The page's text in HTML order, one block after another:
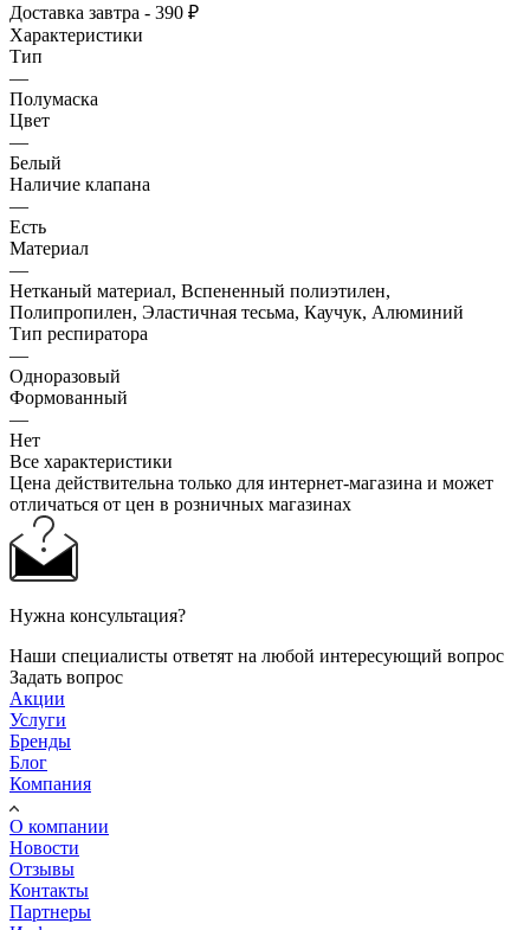
Доставка завтра - 390 ₽
Характеристики
Тип
—
Полумаска
Цвет
—
Белый
Наличие клапана
—
Есть
Материал
—
Нетканый материал, Вспененный полиэтилен,
Полипропилен, Эластичная тесьма, Каучук, Алюминий
Тип респиратора
—
Одноразовый
Формованный
—
Нет
Все характеристики
Цена действительна только для интернет-магазина и может
отличаться от цен в розничных магазинах
Нужна консультация?
Наши специалисты ответят на любой интересующий вопрос
Задать вопрос
Акции
Услуги
Бренды
Блог
Компания
О компании
Новости
Отзывы
Контакты
Партнеры